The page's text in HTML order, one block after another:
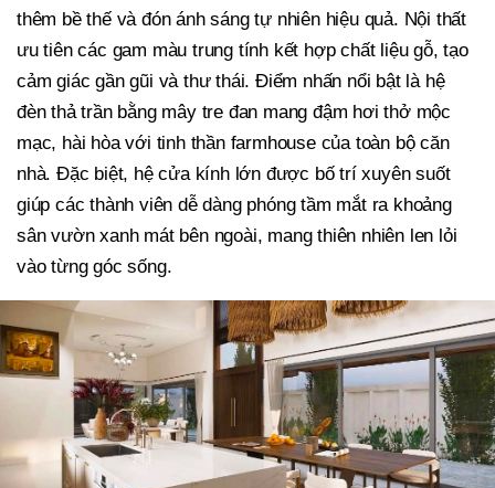
thêm bề thế và đón ánh sáng tự nhiên hiệu quả. Nội thất
ưu tiên các gam màu trung tính kết hợp chất liệu gỗ, tạo
cảm giác gần gũi và thư thái. Điểm nhấn nổi bật là hệ
đèn thả trần bằng mây tre đan mang đậm hơi thở mộc
mạc, hài hòa với tinh thần farmhouse của toàn bộ căn
nhà. Đặc biệt, hệ cửa kính lớn được bố trí xuyên suốt
giúp các thành viên dễ dàng phóng tầm mắt ra khoảng
sân vườn xanh mát bên ngoài, mang thiên nhiên len lỏi
vào từng góc sống.